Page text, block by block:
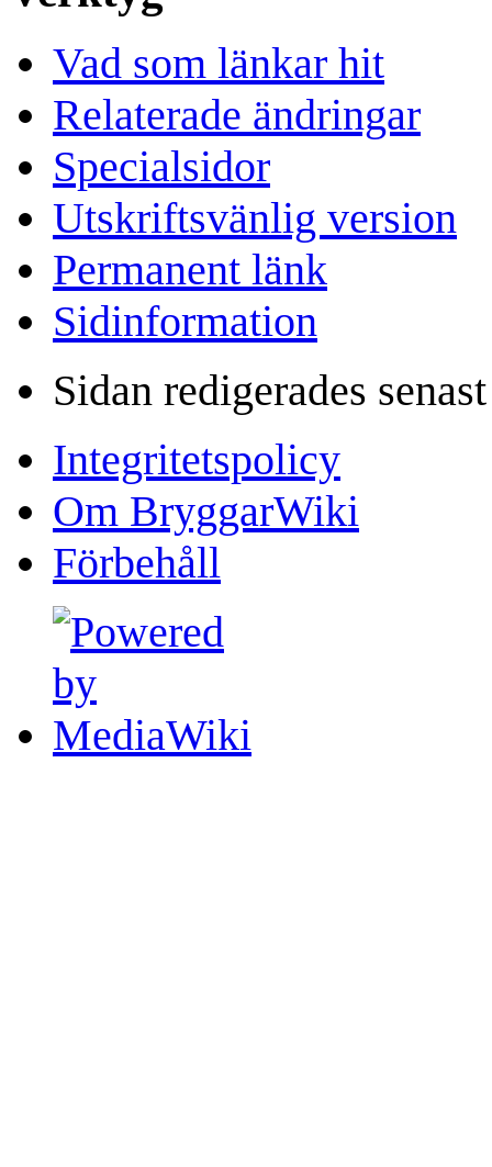
Vad som länkar hit
Relaterade ändringar
Specialsidor
Utskriftsvänlig version
Permanent länk
Sidinformation
Sidan redigerades
Integritetspolicy
Om BryggarWiki
Förbehåll